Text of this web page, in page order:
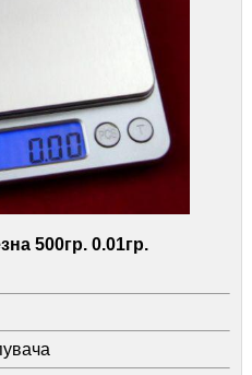
500гр. 0.01гр.